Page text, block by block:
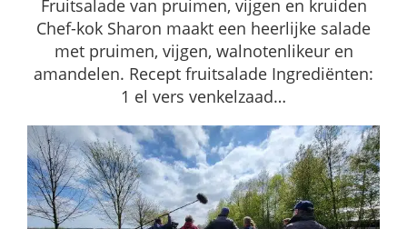
Fruitsalade van pruimen, vijgen en kruiden
Chef-kok Sharon maakt een heerlijke salade
met pruimen, vijgen, walnotenlikeur en
amandelen. Recept fruitsalade Ingrediënten:
1 el vers venkelzaad…
Verslagen veldexcursies agroforestry